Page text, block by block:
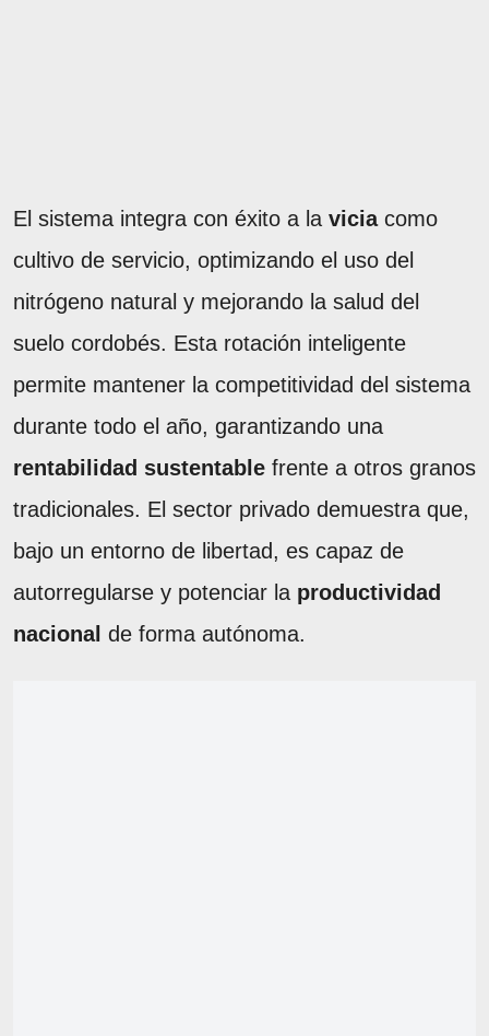
El sistema integra con éxito a la viciacomo
cultivo de servicio, optimizando el uso del
nitrógeno natural y mejorando la salud del
suelo cordobés. Esta rotación inteligente
permite mantener la competitividad del sistema
durante todo el año, garantizando una
rentabilidad sustentable frente a otros granos
tradicionales. El sector privado demuestra que,
bajo un entorno de libertad, es capaz de
autorregularse y potenciar la productividad
nacional de forma autónoma.